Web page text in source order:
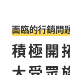
面臨的行銷問
積極開